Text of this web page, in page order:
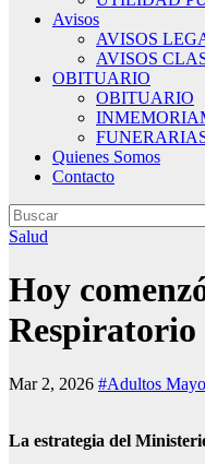
Avisos
AVISOS
AVISOS
OBITUARIO
OBITUARIO
Quienes Somos
Contacto
Salud
Hoy
Respiratorio
Mar 2, 2026 #Adultos
La estrategia del